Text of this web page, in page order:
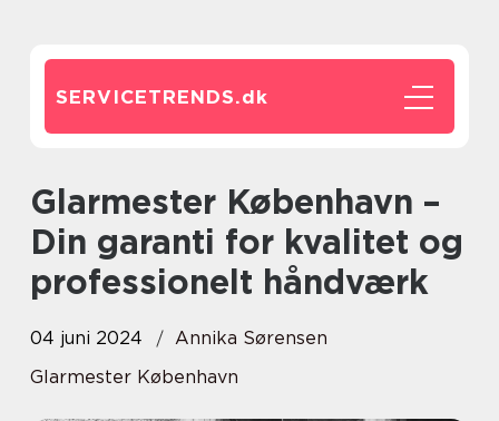
SERVICETRENDS.dk
Glarmester København –
Din garanti for kvalitet og
professionelt håndværk
04 juni 2024
Annika Sørensen
Glarmester København